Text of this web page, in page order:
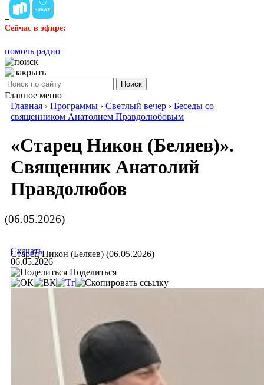
Сейчас в эфире:
помочь радио
Поиск
Главное меню
Главная › Программы › Светлый вечер › Беседы со
священником Анатолием Правдолюбовым
«Старец Никон (Беляев)».
Священник Анатолий
Правдолюбов
(06.05.2026)
Старец Никон (Беляев) (06.05.2026)
Скачать
06.05.2026
Поделиться